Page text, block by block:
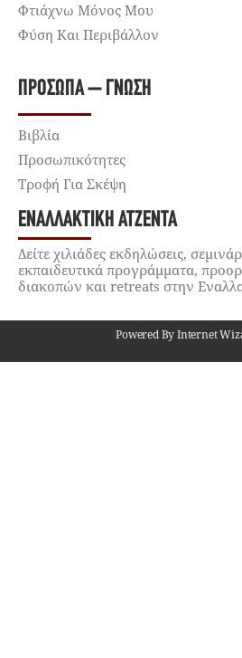
Φτιάχνω Μόνος Μου
Φύση Και Περιβάλλον
ΠΡΌΣΩΠΑ – ΓΝΏΣΗ
Βιβλία
Προσωπικότητες
Τροφή Για Σκέψη
ΕΝΑΛΛΑΚΤΙΚΉ ΑΤΖΈΝΤΑ
Δείτε χιλιάδες εκδηλώσεις,
εκπαιδευτικά προγράμματα,
διακοπών και retreats στην
Powered By Internet